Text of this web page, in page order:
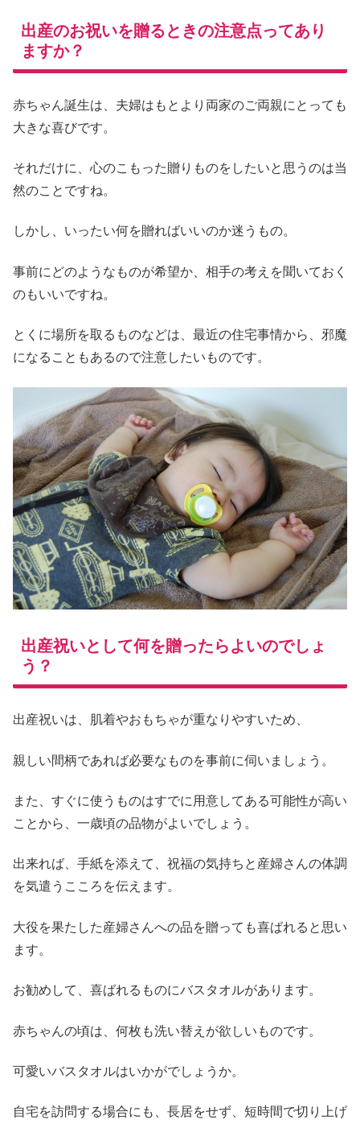
出産のお祝いを贈るときの注意点ってあり
ますか？
赤ちゃん誕生は、夫婦はもとより両家のご両親にとっても
大きな喜びです。
それだけに、心のこもった贈りものをしたいと思うのは当
然のことですね。
しかし、いったい何を贈ればいいのか迷うもの。
事前にどのようなものが希望か、相手の考えを聞いておく
のもいいですね。
とくに場所を取るものなどは、最近の住宅事情から、邪魔
になることもあるので注意したいものです。
出産祝いとして何を贈ったらよいのでしょ
う？
出産祝いは、肌着やおもちゃが重なりやすいため、
親しい間柄であれば必要なものを事前に伺いましょう。
また、すぐに使うものはすでに用意してある可能性が高い
ことから、一歳頃の品物がよいでしょう。
出来れば、手紙を添えて、祝福の気持ちと産婦さんの体調
を気遣うこころを伝えます。
大役を果たした産婦さんへの品を贈っても喜ばれると思い
ます。
お勧めして、喜ばれるものにバスタオルがあります。
赤ちゃんの頃は、何枚も洗い替えが欲しいものです。
可愛いバスタオルはいかがでしょうか。
自宅を訪問する場合にも、長居をせず、短時間で切り上げ